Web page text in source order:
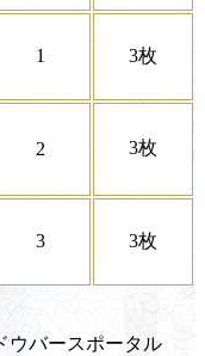
1 3枚
2 3枚
3 3枚
ウバースポータル